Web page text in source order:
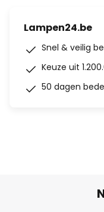
Lampen24.be
Snel & veilig
Keuze uit
50 dagen